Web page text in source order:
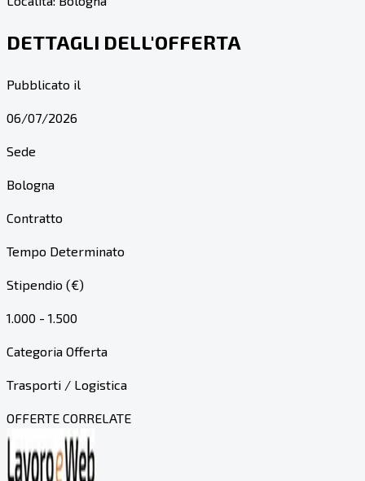
DETTAGLI DELL'OFFERTA
Pubblicato il
06/07/2026
Sede
Bologna
Contratto
Tempo Determinato
Stipendio (€)
1.000 - 1.500
Categoria Offerta
Trasporti / Logistica
OFFERTE CORRELATE